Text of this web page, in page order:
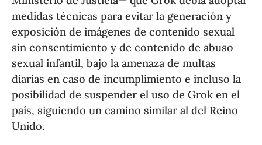
medidas técnicas para evitar la generación y
exposición de imágenes de contenido sexual
sin consentimiento y de contenido de abuso
sexual infantil, bajo la amenaza de multas
diarias en caso de incumplimiento e incluso la
posibilidad de suspender el uso de Grok en el
país, siguiendo un camino similar al del Reino
Unido.